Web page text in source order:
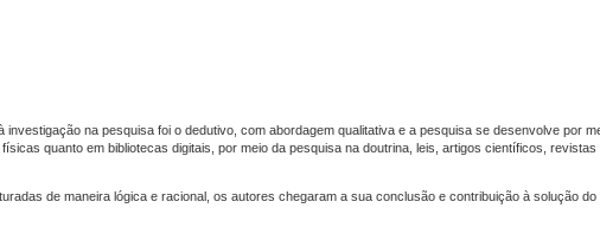
investigação na pesquisa foi o dedutivo, com abordagem qualitativa e a pesquisa se desenvolve por
quanto em bibliotecas digitais, por meio da pesquisa na doutrina, leis, artigos científicos,
de maneira lógica e racional, os autores chegaram a sua conclusão e contribuição à solução